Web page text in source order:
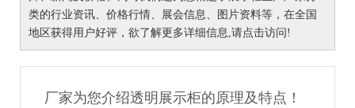
类的行业资讯、价格行情、展会信息、图片资料等，在全国
地区获得用户好评，欲了解更多详细信息,请点击访问!
厂家为您介绍透明展示柜的原理及特点！